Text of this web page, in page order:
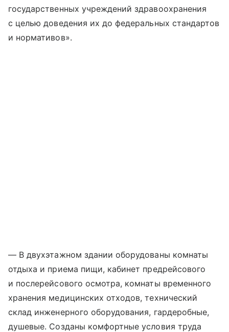
государственных учреждений здравоохранения
с целью доведения их до федеральных стандартов
и нормативов».
— В двухэтажном здании оборудованы комнаты
отдыха и приема пищи, кабинет предрейсового
и послерейсового осмотра, комнаты временного
хранения медицинских отходов, технический
склад инженерного оборудования, гардеробные,
душевые. Созданы комфортные условия труда